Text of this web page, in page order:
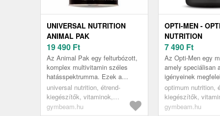
UNIVERSAL NUTRITION
ANIMAL PAK
19 490 Ft
Az Animal Pak egy felturbózott,
komplex multivitamin széles
hatásspektrumma. Ezek a
tablettás csomagok összetevők
sokaságát tartalmazzák, melyek
kö...
universal nutrition, étrend-
kiegészítők, vitaminok,
multivitaminok
gymbeam.hu
OPTI-MEN -
NUTRITION
7 490 Ft
Az Opti-Men egy
amely speciálisan
igényeinek
kifejlesztve. A
azonban fontos
optimum nutrition,
kiegészítők,
multivitaminok
gymbeam.hu